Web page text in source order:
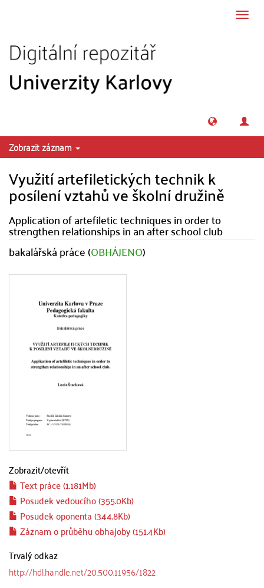
Zobrazit záznam
Využití artefiletických technik k
posílení vztahů ve školní družině
Application of artefiletic techniques in order to
strengthen relationships in an after school club
bakalářská práce (OBHÁJENO)
Zobrazit/otevřít
Text práce (1.181Mb)
Posudek vedoucího (355.0Kb)
Posudek oponenta (344.8Kb)
Záznam o průběhu obhajoby (151.4Kb)
Trvalý odkaz
http://hdl.handle.net/20.500.11956/1822